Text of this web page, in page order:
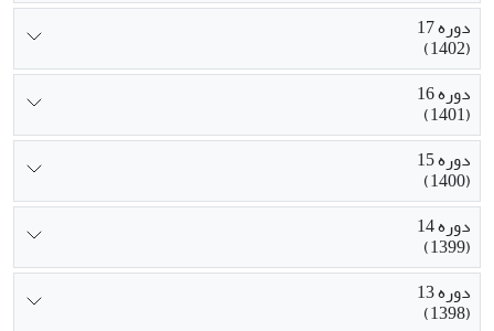
دوره 17
(1402)
دوره 16
(1401)
دوره 15
(1400)
دوره 14
(1399)
دوره 13
(1398)